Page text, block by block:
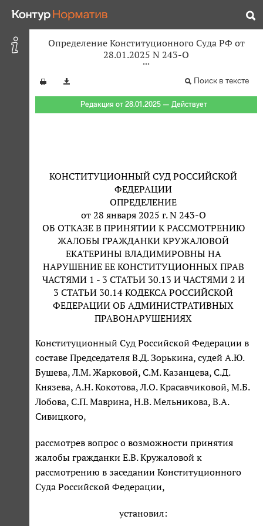
Определение Конституционного Суда РФ от
28.01.2025 N 243-О
Поиск в тексте
Редакция от 28.01.2025 — Действует
КОНСТИТУЦИОННЫЙ СУД РОССИЙСКОЙ
ФЕДЕРАЦИИ
ОПРЕДЕЛЕНИЕ
от 28 января 2025 г. N 243-О
ОБ ОТКАЗЕ В ПРИНЯТИИ К РАССМОТРЕНИЮ
ЖАЛОБЫ ГРАЖДАНКИ КРУЖАЛОВОЙ
ЕКАТЕРИНЫ ВЛАДИМИРОВНЫ НА
НАРУШЕНИЕ ЕЕ КОНСТИТУЦИОННЫХ ПРАВ
ЧАСТЯМИ 1 - 3 СТАТЬИ 30.13 И ЧАСТЯМИ 2 И
3 СТАТЬИ 30.14 КОДЕКСА РОССИЙСКОЙ
ФЕДЕРАЦИИ ОБ АДМИНИСТРАТИВНЫХ
ПРАВОНАРУШЕНИЯХ
Конституционный Суд Российской Федерации в
составе Председателя В.Д. Зорькина, судей А.Ю.
Бушева, Л.М. Жарковой, С.М. Казанцева, С.Д.
Князева, А.Н. Кокотова, Л.О. Красавчиковой, М.Б.
Лобова, С.П. Маврина, Н.В. Мельникова, В.А.
Сивицкого,
рассмотрев вопрос о возможности принятия
жалобы гражданки Е.В. Кружаловой к
рассмотрению в заседании Конституционного
Суда Российской Федерации,
установил: